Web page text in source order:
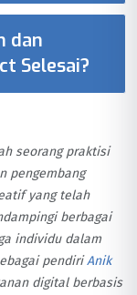
dan
Selesai?
seorang praktisi
pengembang
yang telah
berbagai
individu dalam
pendiriAnik
digital berbasis